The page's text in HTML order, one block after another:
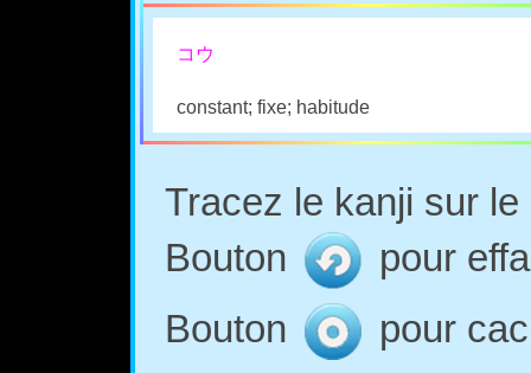
コウ
constant; fixe; habitude
Tracez le kanji sur
Bouton
pour
Bouton
pour